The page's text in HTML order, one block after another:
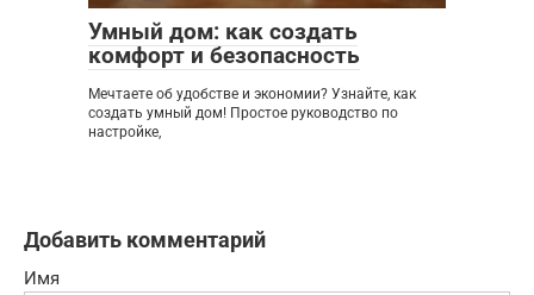
Умный дом: как создать
комфорт и безопасность
Мечтаете об удобстве и экономии? Узнайте, как
создать умный дом! Простое руководство по
настройке,
Добавить комментарий
Имя